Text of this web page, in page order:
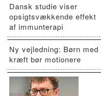
Dansk studie viser
opsigtsvækkende effekt
af immunterapi
Ny vejledning: Børn med
kræft bør motionere